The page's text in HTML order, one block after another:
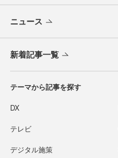
ニュース
新着記事一覧
テーマから記事を探す
DX
テレビ
デジタル施策